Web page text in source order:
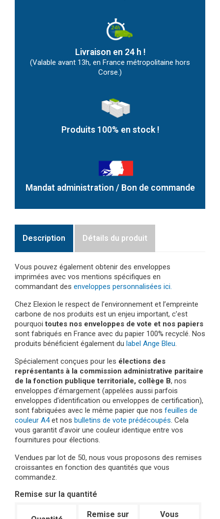
Livraison en 24 h !
(Valable avant 13h, en France métropolitaine hors
Corse.)
Produits 100% en stock !
Mandat administration / Bon de commande
Description Détails du produit
Vous pouvez également obtenir des enveloppes
imprimées avec vos mentions spécifiques en
commandant des enveloppes personnalisées ici.
Chez Elexion le respect de l’environnement et l’empreinte
carbone de nos produits est un enjeu important, c’est
pourquoitoutes nos enveloppes de vote et nos papiers
sont fabriqués en France avec du papier 100% recyclé. Nos
produits bénéficient également du label Ange Bleu.
Spécialement conçues pour les élections des
représentants à la commission administrative paritaire
de la fonction publique territoriale, collège B, nos
enveloppes d’émargement (appelées aussi parfois
enveloppes d’identification ou enveloppes de certification),
sont fabriquées avec le même papier que nos feuilles de
couleur A4et nos bulletins de vote prédécoupés. Cela
vous garantit d’avoir une couleur identique entre vos
fournitures pour élections.
Vendues par lot de 50, nous vous proposons des remises
croissantes en fonction des quantités que vous
commandez.
Remise sur la quantité
Remise sur Vous